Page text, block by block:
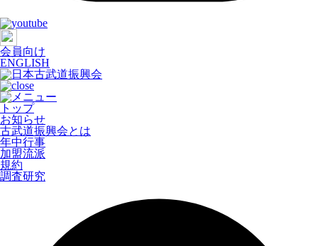
会員向け
ENGLISH
トップ
お知らせ
古武道振興会とは
年中行事
加盟流派
規約
調査研究